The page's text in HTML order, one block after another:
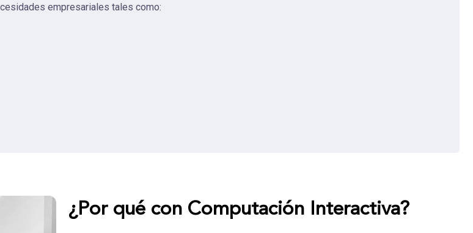
empresariales tales como:
¿Por qué con Computación Interactiva?